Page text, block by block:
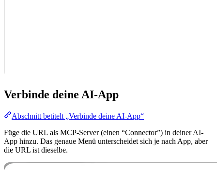
Verbinde deine AI-App
Abschnitt betitelt „Verbinde deine AI-App“
Füge die URL als MCP-Server (einen “Connector”) in deiner AI-
App hinzu. Das genaue Menü unterscheidet sich je nach App, aber
die URL ist dieselbe.